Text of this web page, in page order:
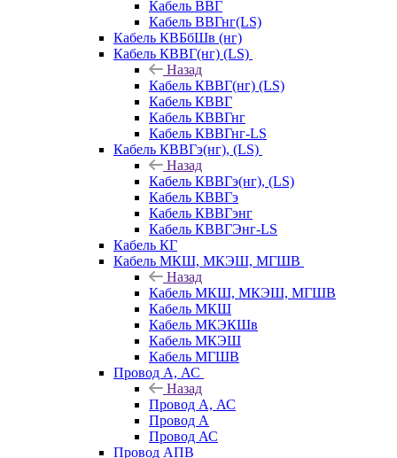
Кабель ВВГ
Кабель ВВГнг(LS)
Кабель КВБбШв (нг)
Кабель КВВГ(нг) (LS)
Назад
Кабель КВВГ(нг) (LS)
Кабель КВВГ
Кабель КВВГнг
Кабель КВВГнг-LS
Кабель КВВГэ(нг), (LS)
Назад
Кабель КВВГэ(нг), (LS)
Кабель КВВГэ
Кабель КВВГэнг
Кабель КВВГЭнг-LS
Кабель КГ
Кабель МКШ, МКЭШ, МГШВ
Назад
Кабель МКШ, МКЭШ, МГШВ
Кабель МКШ
Кабель МКЭКШв
Кабель МКЭШ
Кабель МГШВ
Провод А, АС
Назад
Провод А, АС
Провод А
Провод АС
Провод АПВ